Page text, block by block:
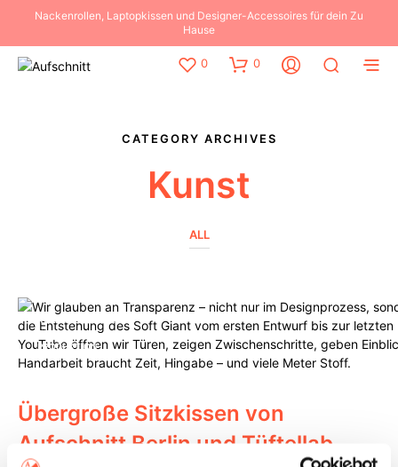
Nackenrollen, Laptopkissen und Designer-Accessoires für dein Zu
Hause
0 0
CATEGORY ARCHIVES
Kunst
ALL
KOLLABORATIONEN
KUNST
PRODUKTION
Übergroße Sitzkissen von
Aufschnitt Berlin und Tüftellab